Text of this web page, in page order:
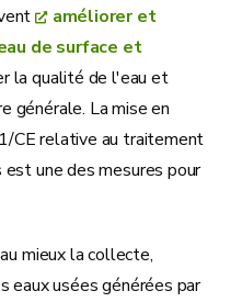
améliorer et
de surface et
la qualité de l'eau et
générale. La mise en
CE relative au traitement
est une des mesures pour
mieux la collecte,
eaux usées générées par